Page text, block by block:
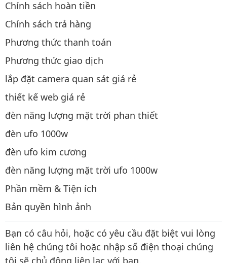
Chính sách hoàn tiền
Chính sách trả hàng
Phương thức thanh toán
Phương thức giao dịch
lắp đặt camera quan sát giá rẻ
thiết kế web giá rẻ
đèn năng lượng mặt trời phan thiết
đèn ufo 1000w
đèn ufo kim cương
đèn năng lượng mặt trời ufo 1000w
Phần mềm & Tiện ích
Bản quyền hình ảnh
Bạn có câu hỏi, hoặc có yêu cầu đặt biệt vui lòng
liên hệ chúng tôi hoặc nhập số điện thoại chúng